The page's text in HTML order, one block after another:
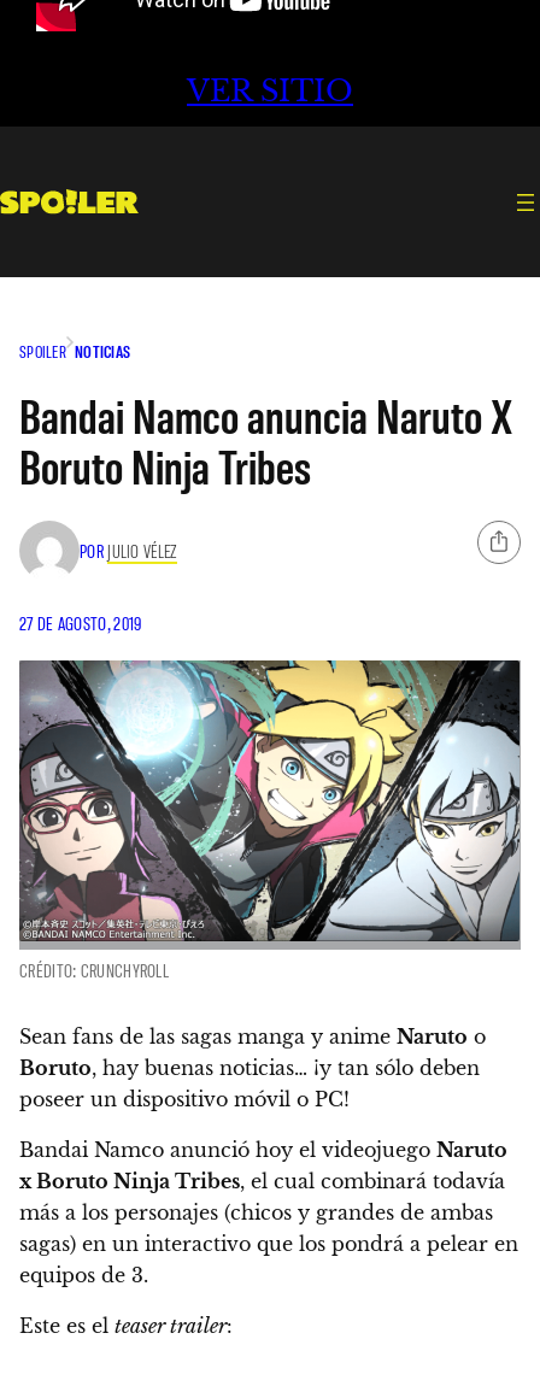
VER SITIO
SPOILER NOTICIAS
Bandai Namco anuncia Naruto X
Boruto Ninja Tribes
POR JULIO VÉLEZ
27 DE AGOSTO, 2019
CRÉDITO: CRUNCHYROLL
Sean fans de las sagas manga y anime Naruto o
Boruto, hay buenas noticias… ¡y tan sólo deben
poseer un dispositivo móvil o PC!
Bandai Namco anunció hoy el videojuego Naruto
x Boruto Ninja Tribes, el cual combinará todavía
más a los personajes (chicos y grandes de ambas
sagas) en un interactivo que los pondrá a pelear en
equipos de 3.
Este es el teaser trailer: